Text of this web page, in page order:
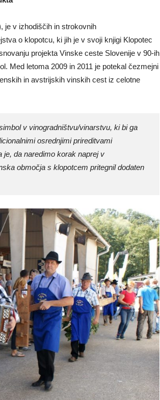
je v izhodiščih in strokovnih
o klopotcu, ki jih je v svoji knjigi Klopotec
projekta Vinske ceste Slovenije v 90-ih
Med letoma 2009 in 2011 je potekal čezmejni
in avstrijskih vinskih cest iz celotne
v vinogradništvu/vinarstvu, ki bi ga
osrednjimi prireditvami
da naredimo korak naprej v
območja s klopotcem pritegnil dodaten